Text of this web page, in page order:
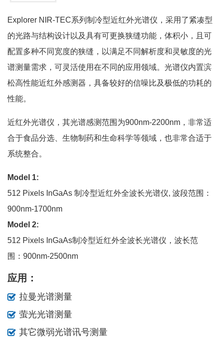
Explorer NIR-TEC系列制冷型近红外光谱仪，采用了紧凑型
的光路与结构设计以及具有可更换狭缝功能，体积小，且可
配置多种不同宽度的狭缝，以满足不同解析度和灵敏度的光
谱测量需求，可灵活使用在不同的应用领域。光谱仪内置滨
松高性能近红外感测器，具备较好的信噪比及极低的功耗的
性能。
近红外光谱仪，其光谱感测范围为900nm-2200nm，非常适
合于食品分选、生物制药和生命科学等领域，也非常合适于
系统整合。
Model 1:
512 Pixels InGaAs 制冷型近红外全波长光谱仪, 波段范围：
900nm-1700nm
Model 2:
512 Pixels InGaAs制冷型近红外全波长光谱仪，波长范
围：900nm-2500nm
应用：
拉曼光谱测量
萤光光谱测量
其它微弱光谱讯号测量